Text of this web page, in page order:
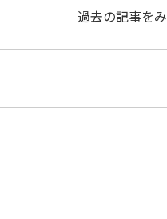
過去の記事を